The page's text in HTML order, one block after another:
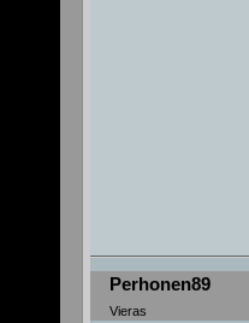
Perhonen89
Vieras